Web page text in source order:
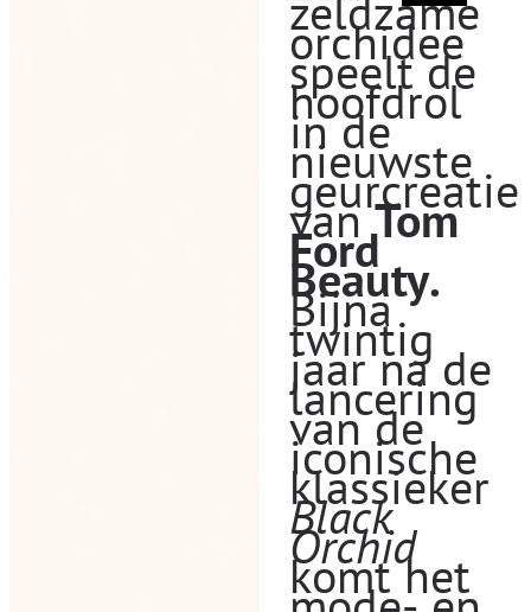
orchidee
speelt de
hoofdrol
in de
nieuwste
geurcreatie
vanTom
Ford
Beauty.
Bijna
twintig
jaar na de
lancering
van de
iconische
klassieker
Black
Orchid
komt het